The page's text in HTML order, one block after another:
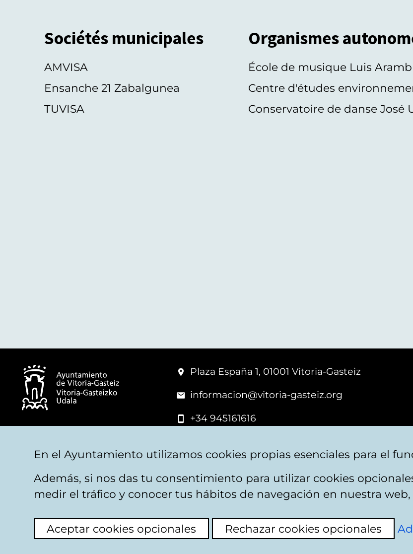
Sociétés municipales
AMVISA
Ensanche 21 Zabalgunea
TUVISA
Organismes
École de musique Luis
Centre d'études
Conservatoire de danse José
Plaza España 1, 01001 Vitoria-Gasteiz
informacion@vitoria-gasteiz.org
+34 945161616
Mentions légalesConfidentialité Politica de cookies Plan du site Accessibilité Contact
En el Ayuntamiento utilizamos cookies propias esenciales para el
Además, si nos das tu consentimiento para utilizar cookies
medir el tráfico y conocer tus hábitos de navegación en nuestra
Aceptar cookies opcionales Rechazar cookies opcionales